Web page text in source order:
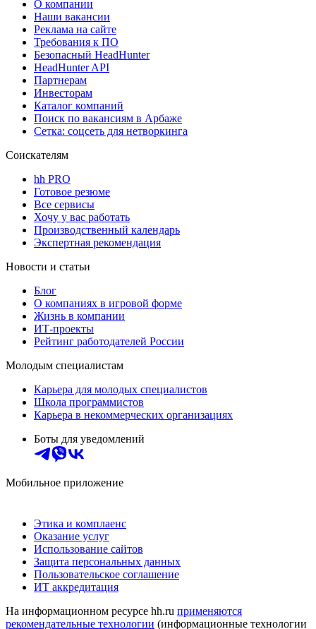
О компании
Наши вакансии
Реклама на сайте
Требования к ПО
Безопасный HeadHunter
HeadHunter API
Партнерам
Инвесторам
Каталог компаний
Поиск по вакансиям в Арбаже
Сетка: соцсеть для нетворкинга
Соискателям
hh PRO
Готовое резюме
Все сервисы
Хочу у вас работать
Производственный календарь
Экспертная рекомендация
Новости и статьи
Блог
О компаниях в игровой форме
Жизнь в компании
ИТ-проекты
Рейтинг работодателей России
Молодым специалистам
Карьера для молодых специалистов
Школа программистов
Карьера в некоммерческих организациях
Боты для уведомлений
Мобильное приложение
Этика и комплаенс
Оказание услуг
Использование сайтов
Защита персональных данных
Пользовательское соглашение
ИТ аккредитация
На информационном ресурсе hh.ru применяются
рекомендательные технологии (информационные технологии